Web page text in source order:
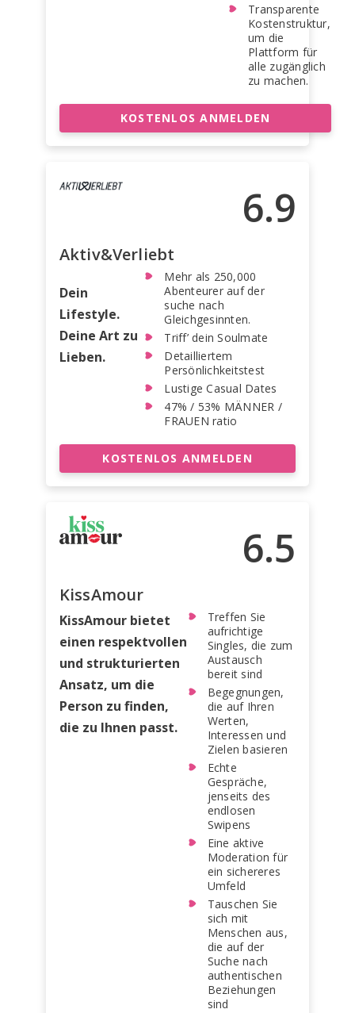
Transparente
Kostenstruktur,
um die
Plattform für
alle zugänglich
zu machen.
KOSTENLOS ANMELDEN
6.9
Aktiv&Verliebt
Dein
Lifestyle.
Deine Art zu
Lieben.
Mehr als 250,000
Abenteurer auf der
suche nach
Gleichgesinnten.
Triff’ dein Soulmate
Detailliertem
Persönlichkeitstest
Lustige Casual Dates
47% / 53% MÄNNER /
FRAUEN ratio
KOSTENLOS ANMELDEN
6.5
KissAmour
KissAmour bietet
einen respektvollen
und strukturierten
Ansatz, um die
Person zu finden,
die zu Ihnen passt.
Treffen Sie
aufrichtige
Singles, die zum
Austausch
bereit sind
Begegnungen,
die auf Ihren
Werten,
Interessen und
Zielen basieren
Echte
Gespräche,
jenseits des
endlosen
Swipens
Eine aktive
Moderation für
ein sichereres
Umfeld
Tauschen Sie
sich mit
Menschen aus,
die auf der
Suche nach
authentischen
Beziehungen
sind